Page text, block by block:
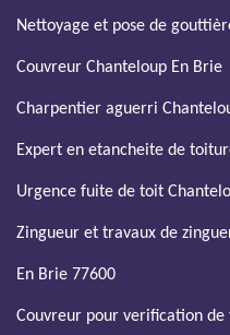
Nettoyage et pose de
Couvreur Chanteloup En Brie
Charpentier aguerri
Expert en etancheite de
Urgence fuite de toit
Zingueur et travaux de
En Brie 77600
Couvreur pour verification